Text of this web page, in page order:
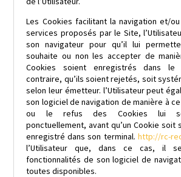
Les Cookies facilitant la navigation et/
services proposés par le Site,
son navigateur pour qu’il lui
souhaite ou non les accepter de
Cookies soient enregistrés dans le
contraire, qu’ils soient rejetés, soit
selon leur émetteur. l’Utilisateur peut
son logiciel de navigation de manière à
ou le refus des Cookies lui
ponctuellement, avant qu’un Cookie soit
enregistré dans son terminal. http://rc-
l’Utilisateur que, dans ce cas, il
fonctionnalités de son logiciel de
toutes disponibles.